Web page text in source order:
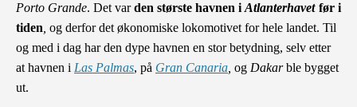
Porto Grande. Det varden største havnen i Atlanterhavet før i
tiden og derfor det økonomiske lokomotivet for hele landet. Til
og med i dag har den dype havnen en stor betydning, selv etter
at havnen i Las Palmas, på Gran Canaria og Dakarble bygget
ut.